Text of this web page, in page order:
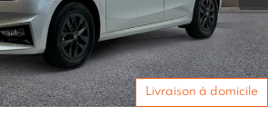
Livraison à domicile